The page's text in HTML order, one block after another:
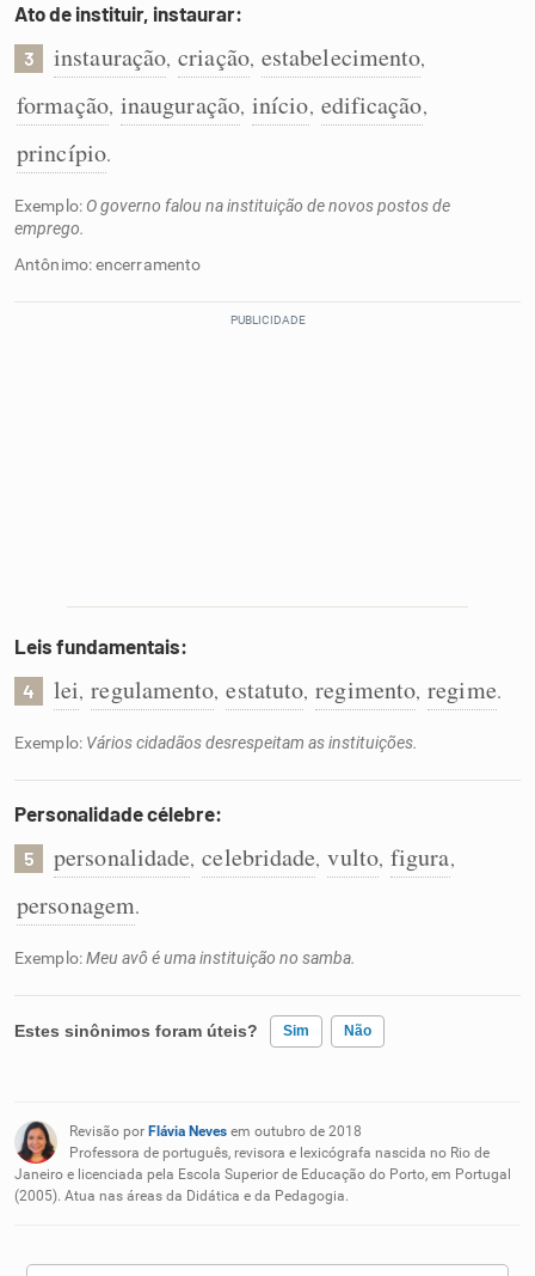
Dicionário
Sinônimos
Ato de instituir, instaurar:
3 instauração, criação, estabelecimento,
formação, inauguração, início, edificação,
princípio.
Exemplo: O governo falou na instituição de novos postos de
emprego.
Antônimo: encerramento
Leis fundamentais:
4 lei, regulamento, estatuto, regimento, regime.
Exemplo: Vários cidadãos desrespeitam as instituições.
Personalidade célebre:
5 personalidade, celebridade, vulto, figura,
personagem.
Exemplo:Meu avô é uma instituição no samba.
Estes sinônimos foram úteis? Sim Não
Nenhum dos sinônimos apresentados me ajudou
Outro
Revisão por Flávia Neves em outubro de 2018
Professora de português, revisora e lexicógrafa nascida no Rio de
Janeiro e licenciada pela Escola Superior de Educação do Porto, em Portugal
(2005). Atua nas áreas da Didática e da Pedagogia.